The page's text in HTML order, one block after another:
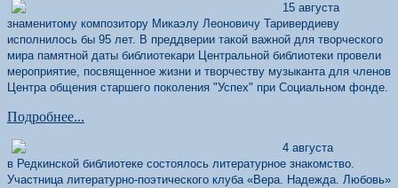
15 августа
знаменитому композитору Микаэлу Леоновичу Таривердиеву
исполнилось бы 95 лет. В преддверии такой важной для творческого
мира памятной даты библиотекари Центральной библиотеки провели
мероприятие, посвященное жизни и творчеству музыканта для членов
Центра общения старшего поколения "Успех" при Социальном фонде.
Подробнее...
4 августа
в Редкинской библиотеке состоялось литературное знакомство.
Участница литературно-поэтического клуба «Вера. Надежда. Любовь»